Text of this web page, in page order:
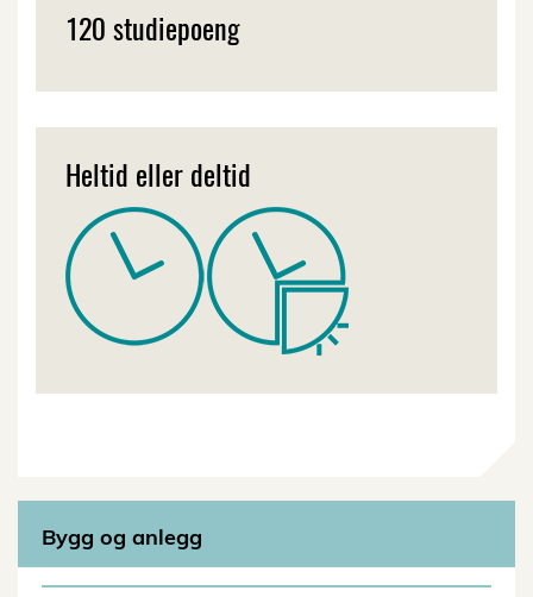
120 studiepoeng
Heltid eller deltid
Bygg og anlegg